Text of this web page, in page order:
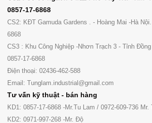
0857-17-6868
CS2: KĐT Gamuda Gardens . - Hoàng Mai -Hà
6868
CS3 : Khu Công Nghiệp -Nhơn Trạch 3 - Tỉnh
0857-17-6868
Điện thoại: 02436-462-588
Email: Tunglam.industrial@gmail.com
Tư vấn kỹ thuật - bán hàng
KD1: 0857-17-6868 -Mr.Tu Lam / 0972-609-736 Mr.
KD2: 0971-997-268 -Mr. Độ